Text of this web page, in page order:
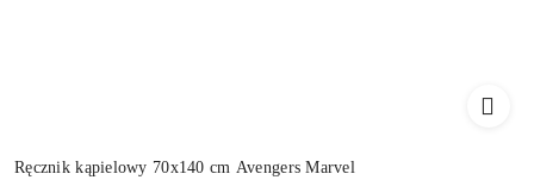
Ręcznik kąpielowy 70x140 cm Avengers Marvel